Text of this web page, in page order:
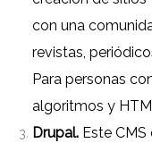
con una
revistas,
Para personas
algoritmos y
Drupal. Este